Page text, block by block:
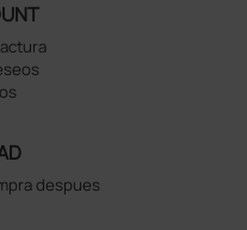
despues